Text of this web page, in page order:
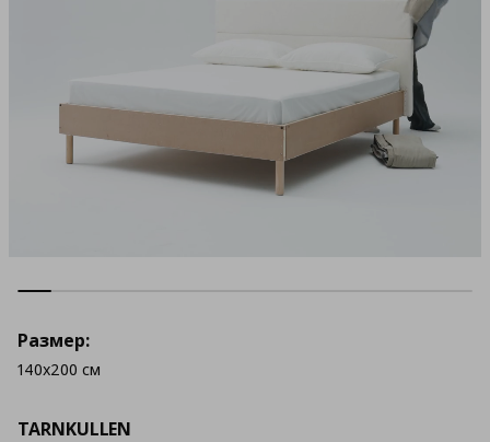
TARNKULLEN
Размер:
140x200 см